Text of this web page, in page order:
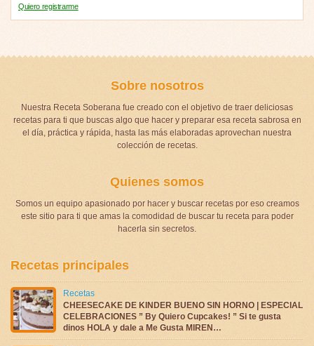
Quiero registrarme
Sobre nosotros
Nuestra Receta Soberana fue creado con el objetivo de traer deliciosas
recetas para ti que buscas algo que hacer y preparar esa receta sabrosa en
el día, práctica y rápida, hasta las más elaboradas aprovechan nuestra
colección de recetas.
Quienes somos
Somos un equipo apasionado por hacer y buscar recetas por eso creamos
este sitio para ti que amas la comodidad de buscar tu receta para poder
hacerla sin secretos.
Recetas principales
Recetas
CHEESECAKE DE KINDER BUENO SIN HORNO | ESPECIAL
CELEBRACIONES ” By Quiero Cupcakes! ” Si te gusta
dinos HOLA y dale a Me Gusta MIREN…